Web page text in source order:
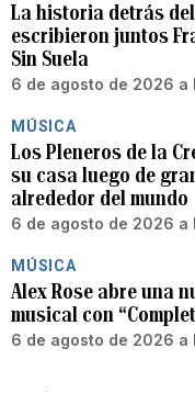
La historia detrás
escribieron juntos
Sin Suela
6 de agosto de 2026 a
MÚSICA
Los Pleneros de la
su casa luego de
alrededor del mundo
6 de agosto de 2026 a
MÚSICA
Alex Rose abre una
musical con
6 de agosto de 2026 a